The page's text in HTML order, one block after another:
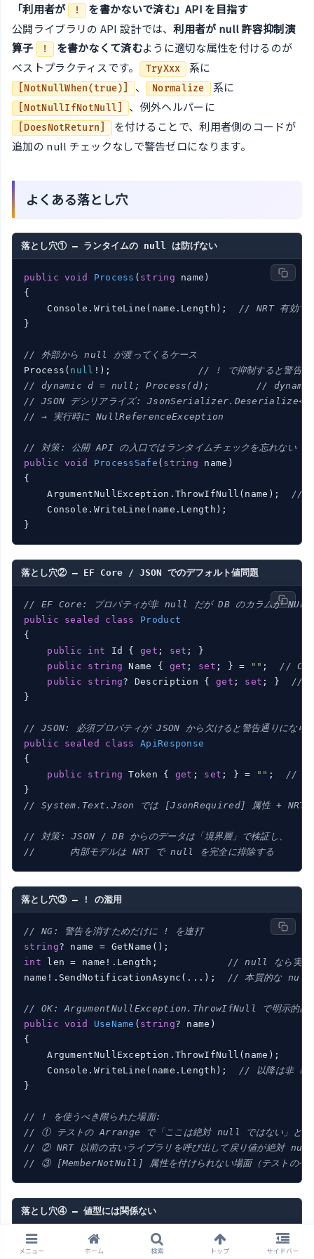
「利用者が !
を書かないで済む」API を目指す
公開ライブラリの API 設計では、利用者が null 許容抑制演
算子
! を書かなくて済むように適切な属性を付けるのが
ベストプラクティスです。
TryXxx 系に
[NotNullWhen(true)] 、 Normalize 系に
[NotNullIfNotNull] 、例外ヘルパーに
[DoesNotReturn]
を付けることで、利用者側のコードが
追加の null チェックなしで警告ゼロになります。
よくある落とし穴
落とし穴① — ランタイムの null は防げない
public void Process ( string name )
{
    Console.WriteLine(name.Length);
// NRT 有効で
}
// 外部から null が渡ってくるケース
Process( null !); // ! で抑制すると警告ゼ
// dynamic d = null; Process(d);        // dynamic →
// JSON デシリアライズ:
// → 実行時に NullReferenceException
// 対策: 公開 API の入口ではランタイムチェックを忘れない
public
void ProcessSafe ( string name )
{
    ArgumentNullException.ThrowIfNull(name);
//
    Console.WriteLine(name.Length);
落とし穴② — EF Core / JSON でのデフォルト値問題
// EF Core: プロパティが非 null だが DB のカラムが NULL
public
sealed class
Product
{
public
int Id { get ; set ; }
public
string Name { get ; set ; } = "" ; //
public
string? Description { get ; set ; } //
}
// JSON: 必須プロパティが JSON から欠けると警告通りになら
public
sealed class
ApiResponse
{
public
string Token { get ; set ; } = "" ; // 非
// System.Text.Json では [JsonRequired] 属性 + NRT +
// 対策: JSON / DB からのデータは「境界層」で検証し、
//      内部モデルは NRT で null を完全に排除する
落とし穴③ — ! の濫用
// NG: 警告を消すためだけに ! を連打
string
int len = name!.Length; // null なら実行
name!.SendNotificationAsync(...); // 本質的な null
// OK: ArgumentNullException.ThrowIfNull で明示的に
public
void UseName ( string? name )
{
    ArgumentNullException.ThrowIfNull(name);
    Console.WriteLine(name.Length);
// 以降は非
}
// ! を使うべき限られた場面:
// ① テストの Arrange で「ここは絶対 null ではない」と分
// ② NRT 以前の古いライブラリを呼び出して戻り値が絶対
// ③ [MemberNotNull] 属性を付けられない場面（テストのヘ
落とし穴④ — 値型には関係ない
// NRT は参照型のみに影響する
メニュー ホーム 検索 トップ サイドバー